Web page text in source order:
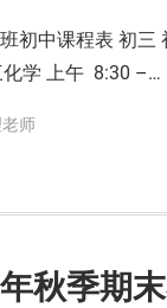
初中课程表 初
化学 上午 8:30 –…
师
秋季期